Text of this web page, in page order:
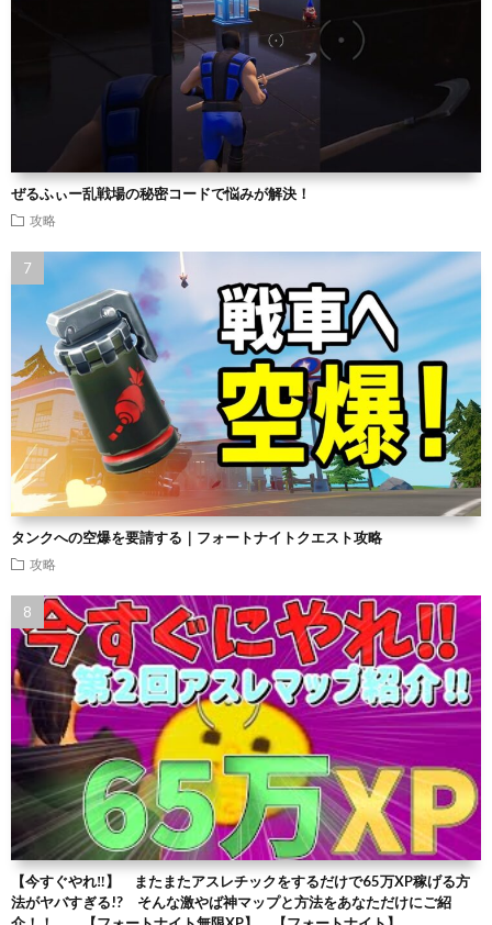
ぜるふぃー乱戦場の秘密コードで悩みが解決！
攻略
タンクへの空爆を要請する｜フォートナイトクエスト攻略
攻略
【今すぐやれ‼】 またまたアスレチックをするだけで65万XP稼げる方
法がヤバすぎる!? そんな激やば神マップと方法をあなただけにご紹